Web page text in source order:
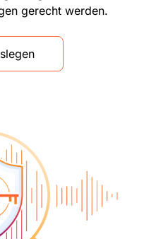
gerecht werden.